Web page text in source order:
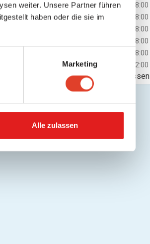
weiter. Unsere Partner führen
haben oder die sie im
Marketing
Alle zulassen
Mo
08:00 - 18:00
Di
08:00 - 18:00
08:00 - 18:00
08:00 - 18:00
08:00 - 18:00
Sa
08:00 - 12:00
Jetzt geschlossen